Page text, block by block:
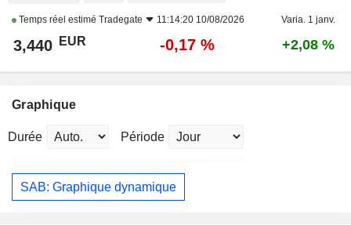
Temps réel estimé Tradegate 11:14:20 10/08/2026 Varia. 1 janv.
3,440 EUR -0,17 % +2,08 %
Graphique
Durée Période
SAB: Graphique dynamique